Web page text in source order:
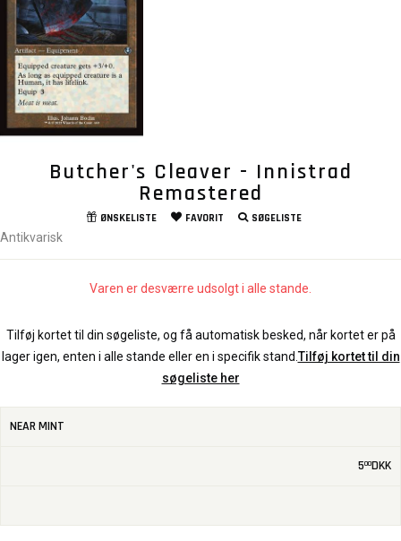
Butcher's Cleaver - Innistrad
Remastered
ØNSKELISTE FAVORIT SØGELISTE
Antikvarisk
Varen er desværre udsolgt i alle stande.
Tilføj kortet til din søgeliste, og få automatisk besked, når kortet er på
lager igen, enten i alle stande eller en i specifik stand.Tilføj kortet til din
søgeliste her
NEAR MINT
500DKK